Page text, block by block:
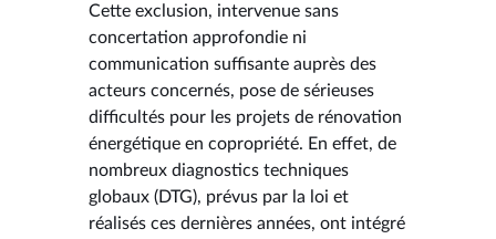
Cette exclusion, intervenue sans
concertation approfondie ni
communication suffisante auprès des
acteurs concernés, pose de sérieuses
difficultés pour les projets de rénovation
énergétique en copropriété. En effet, de
nombreux diagnostics techniques
globaux (DTG), prévus par la loi et
réalisés ces dernières années, ont intégré